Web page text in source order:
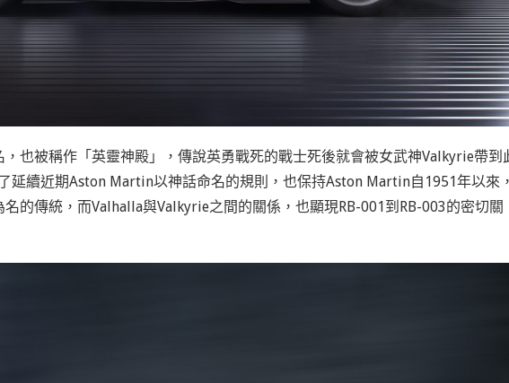
也被稱作「英靈神殿」，傳說英勇戰死的戰士死後就會被女武神Valkyrie帶到
延續近期Aston Martin以神話命名的規則，也保持Aston Martin自1951年以來
的傳統，而Valhalla與Valkyrie之間的關係，也顯現RB-001到RB-003的密切關